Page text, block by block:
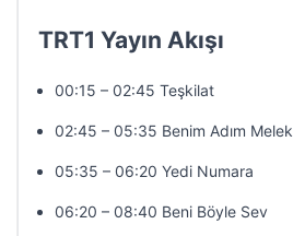
TRT1 Yayın Akışı
00:15 – 02:45 Teşkilat
02:45 – 05:35 Benim Adım Melek
05:35 – 06:20 Yedi Numara
06:20 – 08:40 Beni Böyle Sev